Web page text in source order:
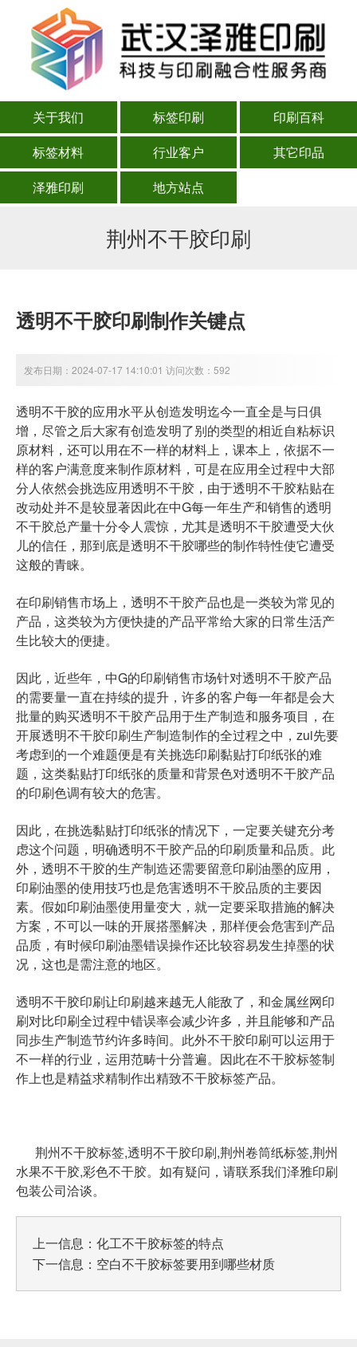
关于我们 标签印刷
印刷百科
标签材料
行业客户
其它印品
泽雅印刷
地方站点
荆州不干胶印刷
透明不干胶印刷制作关键点
发布日期：2024-07-17 14:10:01 访问次数：592
透明不干胶的应用水平从创造发明迄今一直全是与日俱
增，尽管之后大家有创造发明了别的类型的相近自粘标识
原材料，还可以用在不一样的材料上，课本上，依据不一
样的客户满意度来制作原材料，可是在应用全过程中大部
分人依然会挑选应用透明不干胶，由于透明不干胶粘贴在
改动处并不是较显著因此在中G每一年生产和销售的透明
不干胶总产量十分令人震惊，尤其是透明不干胶遭受大伙
儿的信任，那到底是透明不干胶哪些的制作特性使它遭受
这般的青睐。
在印刷销售市场上，透明不干胶产品也是一类较为常见的
产品，这类较为方便快捷的产品平常给大家的日常生活产
生比较大的便捷。
因此，近些年，中G的印刷销售市场针对透明不干胶产品
的需要量一直在持续的提升，许多的客户每一年都是会大
批量的购买透明不干胶产品用于生产制造和服务项目，在
开展透明不干胶印刷生产制造制作的全过程之中，zui先要
考虑到的一个难题便是有关挑选印刷黏贴打印纸张的难
题，这类黏贴打印纸张的质量和背景色对透明不干胶产品
的印刷色调有较大的危害。
因此，在挑选黏贴打印纸张的情况下，一定要关键充分考
虑这个问题，明确透明不干胶产品的印刷质量和品质。此
外，透明不干胶的生产制造还需要留意印刷油墨的应用，
印刷油墨的使用技巧也是危害透明不干胶品质的主要因
素。假如印刷油墨使用量变大，就一定要采取措施的解决
方案，不可以一味的开展搭墨解决，那样便会危害到产品
品质，有时候印刷油墨错误操作还比较容易发生掉墨的状
况，这也是需注意的地区。
透明不干胶印刷让印刷越来越无人能敌了，和金属丝网印
刷对比印刷全过程中错误率会减少许多，并且能够和产品
同歩生产制造节约许多時间。此外不干胶印刷可以运用于
不一样的行业，运用范畴十分普遍。因此在不干胶标签制
作上也是精益求精制作出精致不干胶标签产品。
荆州不干胶标签,透明不干胶印刷,荆州卷筒纸标签,荆州
水果不干胶,彩色不干胶。如有疑问，请联系我们泽雅印刷
包装公司洽谈。
上一信息： 化工不干胶标签的特点
下一信息： 空白不干胶标签要用到哪些材质